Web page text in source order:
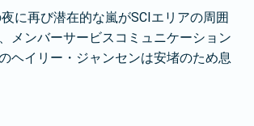
に再び潜在的な嵐がSCIエリアの周囲
メンバーサービスコミュニケーション
ヘイリー・ジャンセンは安堵のため息